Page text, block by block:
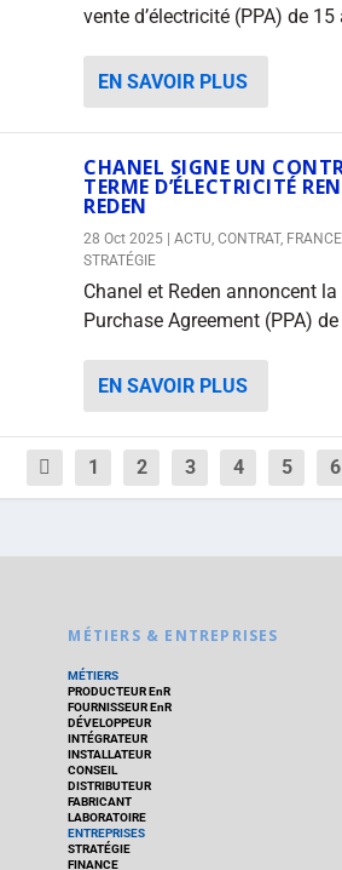
vente d’électricité (PPA) de
EN SAVOIR PLUS
CHANEL SIGNE UN
TERME D’ÉLECTRICITÉ
REDEN
28 Oct 2025 ACTU, CONTRAT, FRANCE
STRATÉGIE
Chanel et Reden annoncent
Purchase Agreement (PPA) de
EN SAVOIR PLUS
1 2 3 4 5 6
MÉTIERS & ENTREPRISES
MÉTIERS
PRODUCTEUR EnR
FOURNISSEUR EnR
DÉVELOPPEUR
INTÉGRATEUR
INSTALLATEUR
CONSEIL
DISTRIBUTEUR
FABRICANT
LABORATOIRE
ENTREPRISES
STRATÉGIE
FINANCE